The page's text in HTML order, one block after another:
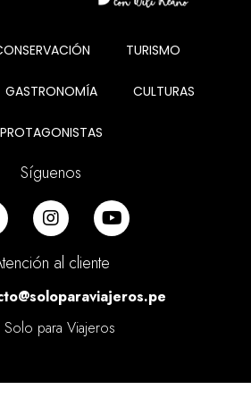
TURISMO
GASTRONOMÍA CULTURAS
PROTAGONISTAS
Síguenos
al cliente
para Viajeros